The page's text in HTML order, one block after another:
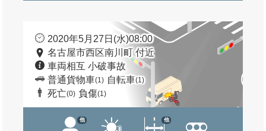
2020年5月27日(水)08:00
名古屋市西区南川町 付近
車両相互 小破事故
普通貨物車(1) 自転車(1)
死亡(0) 負傷(1)
他 他